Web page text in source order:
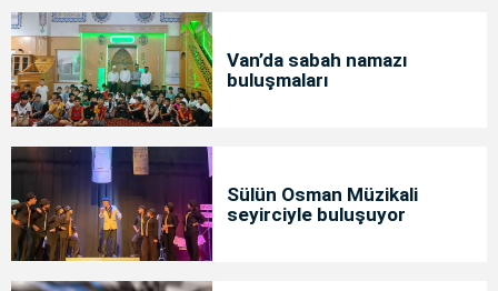
Van’da sabah namazı
buluşmaları
Sülün Osman Müzikali
seyirciyle buluşuyor